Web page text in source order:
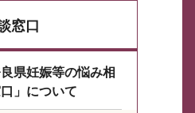
窓口
良県妊娠等の悩み相
」について